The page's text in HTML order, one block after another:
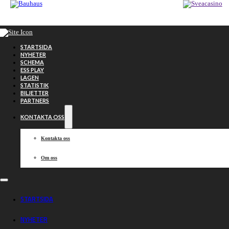
Hoppa till huvudinnehåll
STARTSIDA
NYHETER
SCHEMA
ESS PLAY
LAGEN
STATISTIK
BILJETTER
PARTNERS
KONTAKTA OSS
Kontakta oss
Om oss
STARTSIDA
NYHETER
Serieledarna
jagar fjärde raka